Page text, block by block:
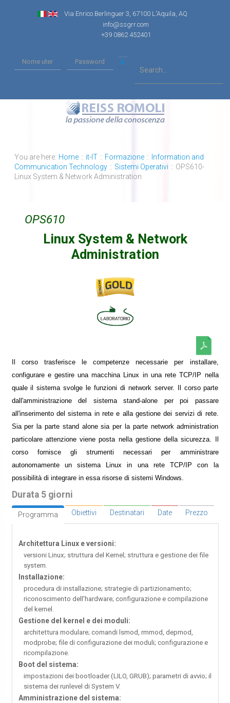
Via Enrico Berlinguer 3, 67100 L'Aquila, AQ
info@ssgrr.com
+39 0862 452401
You are here: Home :: it-IT :: Formazione :: Information and
Communication Technology :: Sistemi Operativi :: OPS610-
Linux System & Network Administration
OPS610
Linux System & Network
Administration
Il corso trasferisce le competenze necessarie per installare,
configurare e gestire una macchina Linux in una rete TCP/IP nella
quale il sistema svolge le funzioni di network server. Il corso parte
dall'amministrazione del sistema stand-alone per poi passare
all'inserimento del sistema in rete e alla gestione dei servizi di rete.
Sia per la parte stand alone sia per la parte network administration
particolare attenzione viene posta nella gestione della sicurezza. Il
corso fornisce gli strumenti necessari per amministrare
autonomamente un sistema Linux in una rete TCP/IP con la
possibilità di integrare in essa risorse di sistemi Windows.
Durata 5 giorni
Programma Obiettivi Destinatari Date Prezzo
Architettura Linux e versioni:
versioni Linux; struttura del Kernel; struttura e gestione dei file
system.
Installazione:
procedura di installazione; strategie di partizionamento;
riconoscimento dell'hardware; configurazione e compilazione
del kernel.
Gestione del kernel e dei moduli:
architettura modulare; comandi lsmod, rmmod, depmod,
modprobe; file di configurazione dei moduli; configurazione e
ricompilazione.
Boot del sistema:
impostazioni dei bootloader (LILO, GRUB); parametri di avvio; il
sistema dei runlevel di System V.
Amministrazione del sistema: